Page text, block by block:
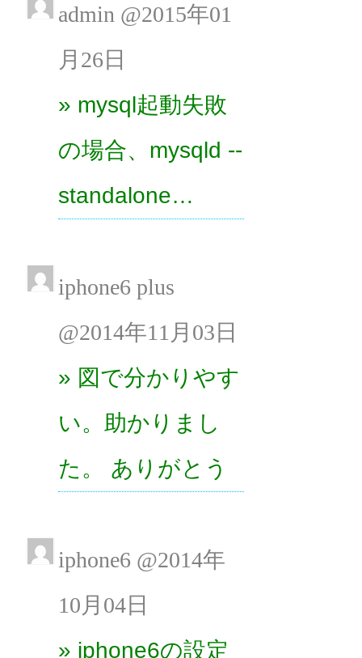
admin @2015年01
月26日
» mysql起動失敗
の場合、mysqld --
standalone…
iphone6 plus
@2014年11月03日
» 図で分かりやす
い。助かりまし
た。 ありがとう
iphone6 @2014年
10月04日
» iphone6の設定